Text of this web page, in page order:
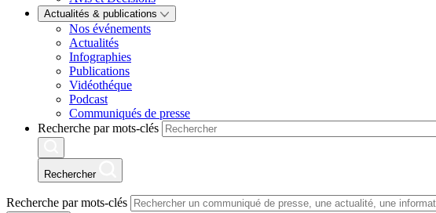
Actualités & publications
Nos événements
Actualités
Infographies
Publications
Vidéothéque
Podcast
Communiqués de presse
Recherche par mots-clés
Rechercher
Recherche par mots-clés